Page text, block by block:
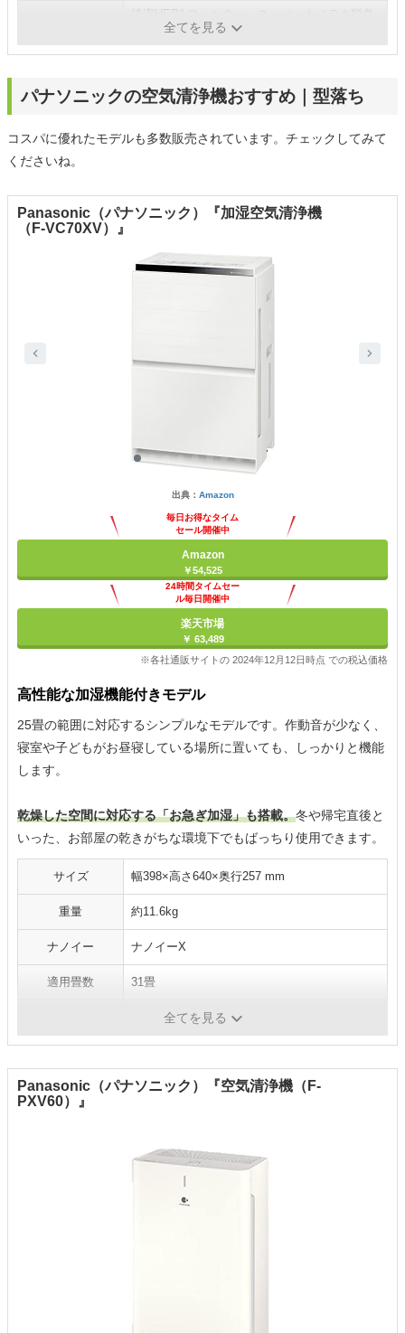
フィルター付き
全てを見る
パナソニックの空気清浄機おすすめ｜型落ち
コスパに優れたモデルも多数販売されています。チェックしてみて
くださいね。
Panasonic（パナソニック）『加湿空気清浄機
（F-VC70XV）』
出典： Amazon
毎日お得なタイム
セール開催中
Amazon
￥54,525
24時間タイムセー
ル毎日開催中
楽天市場
￥ 63,489
※各社通販サイトの 2024年12月12日時点 での税込価格
高性能な加湿機能付きモデル
25畳の範囲に対応するシンプルなモデルです。作動音が少なく、
寝室や子どもがお昼寝している場所に置いても、しっかりと機能
します。
乾燥した空間に対応する「お急ぎ加湿」も搭載。冬や帰宅直後と
いった、お部屋の乾きがちな環境下でもばっちり使用できます。
サイズ 幅398×高さ640×奥行257 mm
重量 約11.6kg
ナノイー ナノイーX
適用畳数 31畳
全てを見る
Panasonic（パナソニック）『空気清浄機（F-
PXV60）』